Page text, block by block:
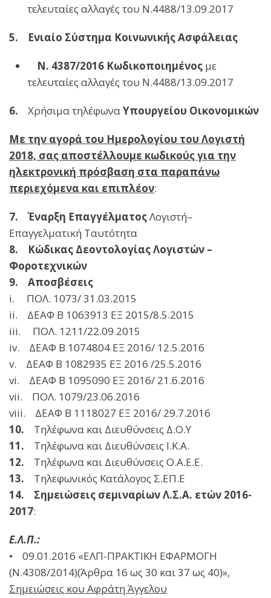
τελευταίες αλλαγές του Ν.4488/13.09.2017
5. Ενιαίο Σύστημα Κοινωνικής Ασφάλειας
Ν. 4387/2016 Κωδικοποιημένος με
τελευταίες αλλαγές του Ν.4488/13.09.2017
6. Χρήσιμα τηλέφωναΥπουργείου Οικονομικών
Με την αγορά του Ημερολογίου του Λογιστή
2018, σας αποστέλλουμε κωδικούς για την
ηλεκτρονική πρόσβαση στα παραπάνω
περιεχόμενα και επιπλέον:
7. Έναρξη ΕπαγγέλματοςΛογιστή–
Επαγγελματική Ταυτότητα
8.
Κώδικας Δεοντολογίας Λογιστών –
Φοροτεχνικών
9.
Αποσβέσεις
i. ΠΟΛ. 1073/ 31.03.2015
ii. ΔΕΑΦ Β 1063913 ΕΞ 2015/8.5.2015
iii. ΠΟΛ. 1211/22.09.2015
iv. ΔΕΑΦ Β 1074804 ΕΞ 2016/ 12.5.2016
v. ΔΕΑΦ Β 1082935 ΕΞ 2016 /25.5.2016
vi. ΔΕΑΦ Β 1095090 ΕΞ 2016/ 21.6.2016
vii. ΠΟΛ. 1079/23.06.2016
viii. ΔΕΑΦ Β 1118027 ΕΞ 2016/ 29.7.2016
10. Τηλέφωνα και Διευθύνσεις Δ.Ο.Υ
11.
Τηλέφωνα και Διευθύνσεις Ι.Κ.Α.
12.
Τηλέφωνα και Διευθύνσεις Ο.Α.Ε.Ε.
13.
Τηλεφωνικός Κατάλογος Σ.ΕΠ.Ε
14. Σημειώσεις σεμιναρίων Λ.Σ.Α. ετών 2016-
2017:
Ε.Λ.Π.:
• 09.01.2016 «ΕΛΠ-ΠΡΑΚΤΙΚΗ ΕΦΑΡΜΟΓΗ
(Ν.4308/2014)(Άρθρα 16 ως 30 και 37 ως 40)»,
Σημειώσεις κου Αφράτη Άγγελου